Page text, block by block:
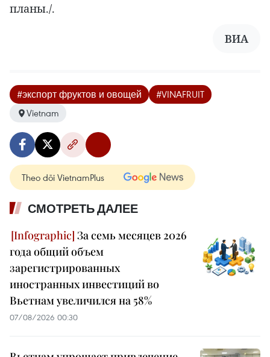
планы./.
ВИА
#экспорт фруктов и овощей
#VINAFRUIT
Vietnam
Theo dõi VietnamPlus
СМОТРЕТЬ ДАЛЕЕ
За семь месяцев 2026
года общий объем
зарегистрированных
иностранных инвестиций во
Вьетнам увеличился на 58%
07/08/2026 00:30